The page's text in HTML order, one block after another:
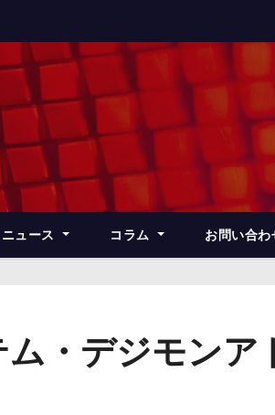
ニュース コラム お問い合わ
ム・デジモン